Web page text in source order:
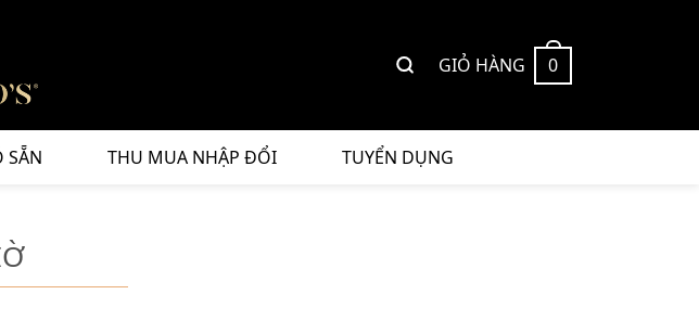
GIỎ HÀNG 0
SẴN THU MUA NHẬP ĐỔI TUYỂN DỤNG